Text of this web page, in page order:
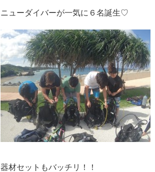
ニューダイバーが一気に６名誕生♡
器材セットもバッチリ！！